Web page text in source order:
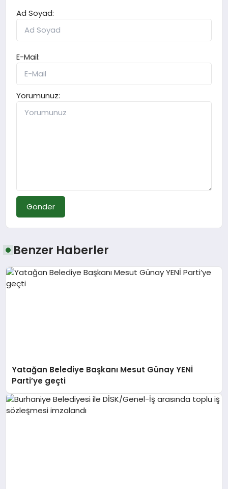
Ad Soyad:
E-Mail:
Yorumunuz:
Gönder
Benzer Haberler
Yatağan Belediye Başkanı Mesut Günay YENİ
Parti’ye geçti